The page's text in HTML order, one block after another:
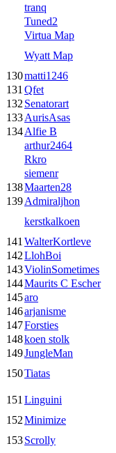
tranq
Tuned2
Virtua Map
Wyatt Map
130matti1246
131 Qfet
132 Senatorart
133AurisAsas
134Alfie B
arthur2464
Rkro
siemenr
138Maarten28
139Admiraljhon
kerstkalkoen
141 WalterKortleve
142LlohBoi
143ViolinSometimes
144Maurits C Escher
145aro
146arjanisme
147Forsties
148koen stolk
149JungleMan
150Tiatas
151 Linguini
152Minimize
153Scrolly